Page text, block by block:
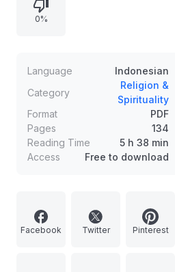
dan bintang), serta bagian tubuh
manusia, dengan penekanan bahwa
0%
Language
Indonesian
Category
Religion &
Spirituality
Format
PDF
Pages
134
Reading Time
5 h 38 min
Access
Free to download
Facebook Twitter Pinterest